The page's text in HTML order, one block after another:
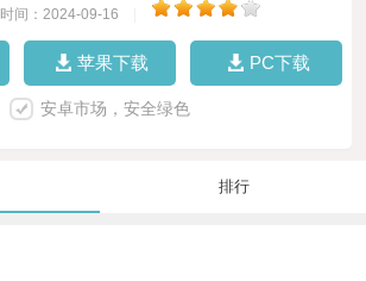
时间：2024-09-16
苹果下载 PC下载
安卓市场，安全绿色
排行